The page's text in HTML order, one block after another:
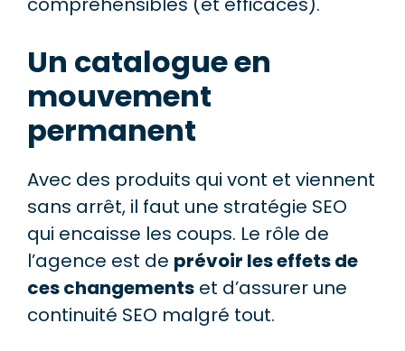
Un catalogue en
mouvement
permanent
Avec des produits qui vont et viennent
sans arrêt, il faut une stratégie SEO
qui encaisse les coups. Le rôle de
l’agence est de prévoir les effets de
ces changements et d’assurer une
continuité SEO malgré tout.